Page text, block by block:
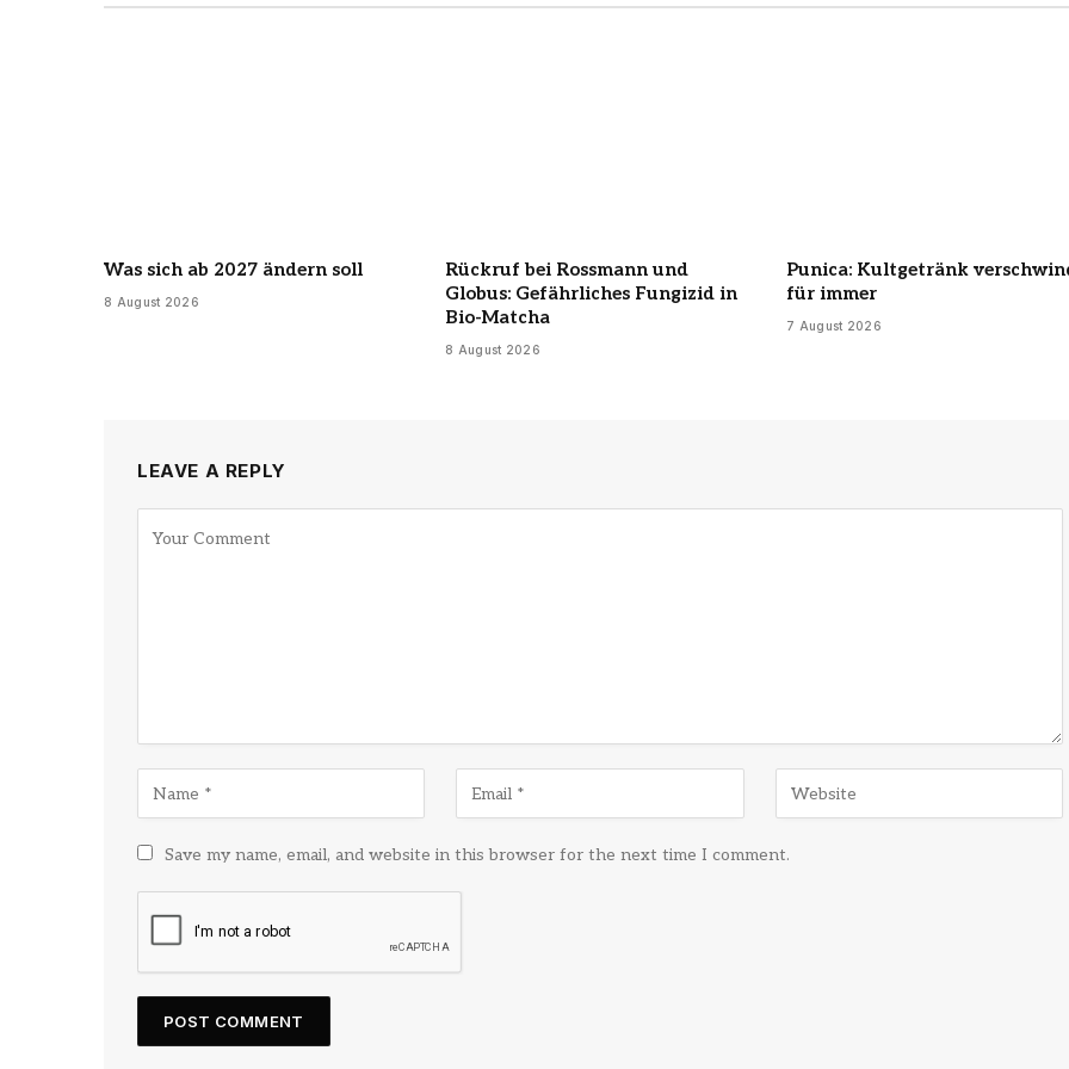
Was sich ab 2027 ändern soll
8 August 2026
Rückruf bei Rossmann und
Globus: Gefährliches Fungizid in
Bio-Matcha
8 August 2026
Punica: Kultgetränk
für immer
7 August 2026
LEAVE A REPLY
Save my name, email, and website in this browser for the next time I comment.